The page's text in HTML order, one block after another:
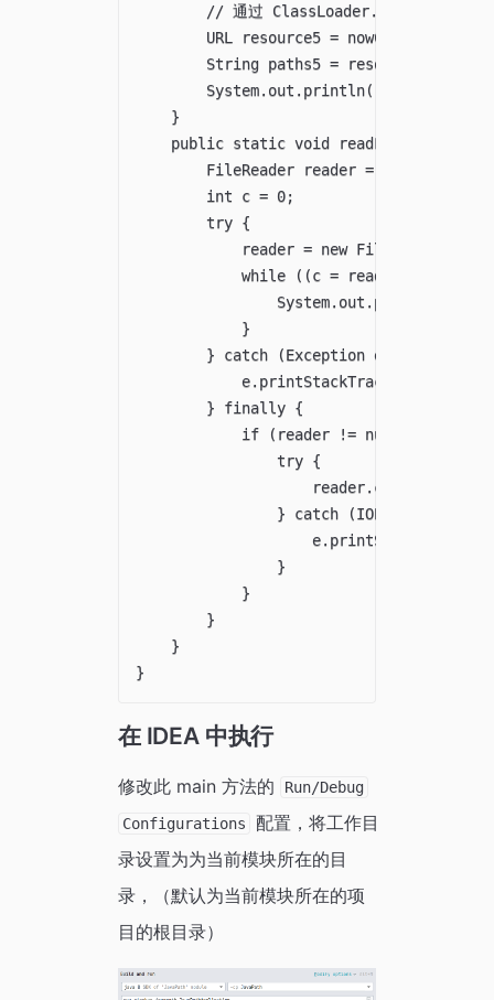
// 通过 ClassLoader.getResource
URL resource5 =
String paths5 = resource5 !=
System.out.println("通过
    }
public static void readFile(File
        FileReader reader = null;
        int c = 0;
        try {
reader = new
while ((c = reader.read())
System.out.print((char)
            }
        } catch (Exception e) {
            e.printStackTrace();
        } finally {
            if (reader != null) {
                try {
                    reader.close();
} catch (IOException e)
                    e.printStackTrace();
                }
            }
        }
    }
在 IDEA 中执行
修改此 main 方法的 Run/Debug
Configurations
配置，将工作目
录设置为为当前模块所在的目
录，（默认为当前模块所在的项
目的根目录）